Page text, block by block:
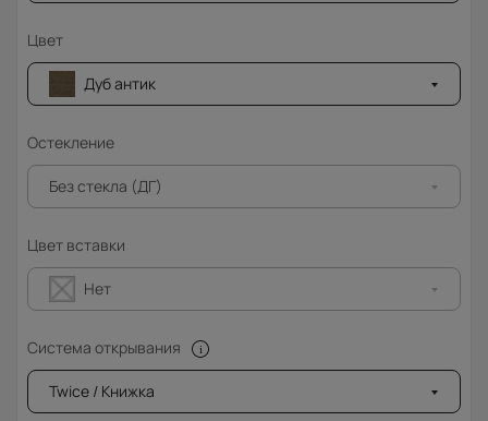
Цвет
Дуб антик
Остекление
Без стекла (ДГ)
Цвет вставки
Нет
Система открывания
Twice / Книжка